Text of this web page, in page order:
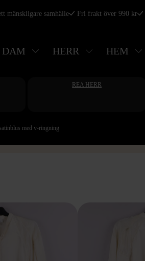
mänskligare samhälle Fri frakt över 990 kr
DAM HERR HEM
REA HERR
med v-ringning